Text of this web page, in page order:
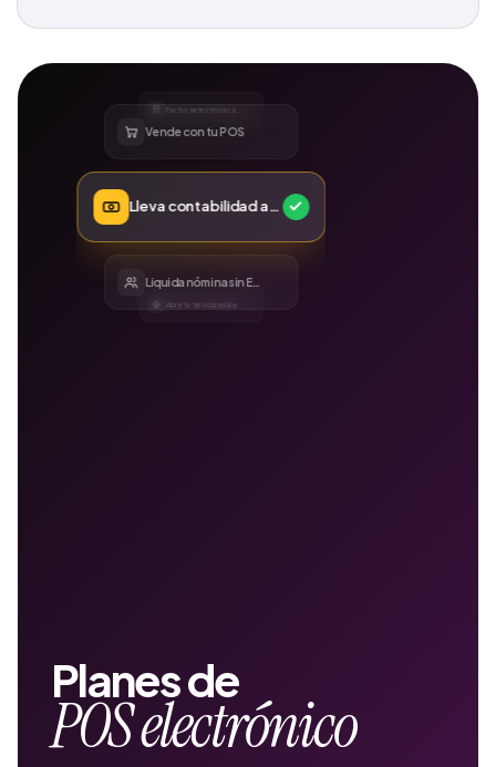
Planes de
POS electrónico
Vende con tu POS
Lleva contabilidad al día
Liquida nómina sin Excel
Abre tu tienda online